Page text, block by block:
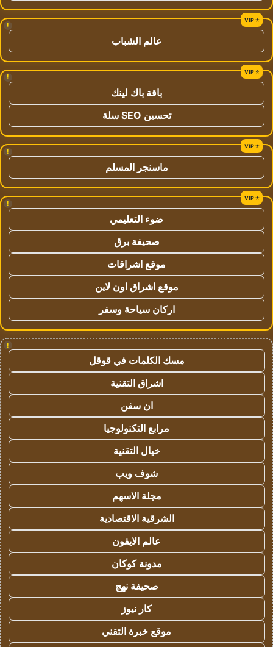
!
عالم الشباب
!
باقة باك لينك
تحسين SEO سلة
!
ماسنجر المسلم
!
ضوء التعليمي
صحيفة برق
موقع اشراقات
موقع اشراق اون لاين
اركان سياحة وسفر
!
مسك الكلمات في قوقل
اشراق التقنية
ان سفن
مرابع التكنولوجيا
خيال التقنية
شوف ويب
مجلة الاسهم
الشرقية الاقتصادية
عالم الايفون
مدونة كوكان
صحيفة نهج
كار نيوز
موقع خبرة التقني